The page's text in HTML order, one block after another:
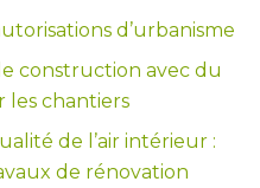
d’urbanisme
construction avec du
les chantiers
de l’air intérieur :
de rénovation